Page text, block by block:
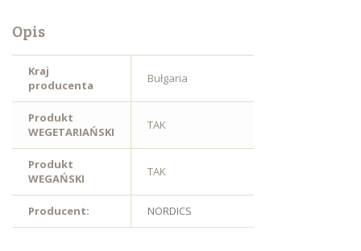
Opis
Kraj
producenta
Bułgaria
Produkt
WEGETARIAŃSKI
TAK
Produkt
WEGAŃSKI
TAK
Producent: NORDICS